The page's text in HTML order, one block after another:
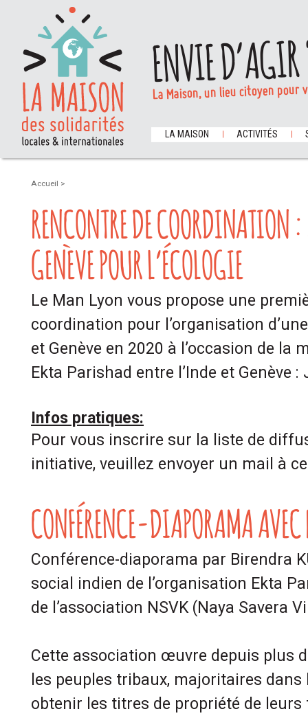
ENVIE
La Maison, un lieu citoyen
LA MAISON ACTIVITÉS
Accueil >
RENCONTRE DE COORDINATION
GENÈVE POUR L’ÉCOLOGIE
Le Man Lyon vous propose une
coordination pour l’organisation
et Genève en 2020 à l’occasion de la
Ekta Parishad entre l’Inde et Genève
Infos pratiques:
Pour vous inscrire sur la liste de
initiative, veuillez envoyer un mail à
CONFÉRENCE-DIAPORAMA
Conférence-diaporama par Birendra
social indien de l’organisation Ekta
de l’association NSVK (Naya Savera
Cette association œuvre depuis plus
les peuples tribaux, majoritaires dans
obtenir les titres de propriété de leurs